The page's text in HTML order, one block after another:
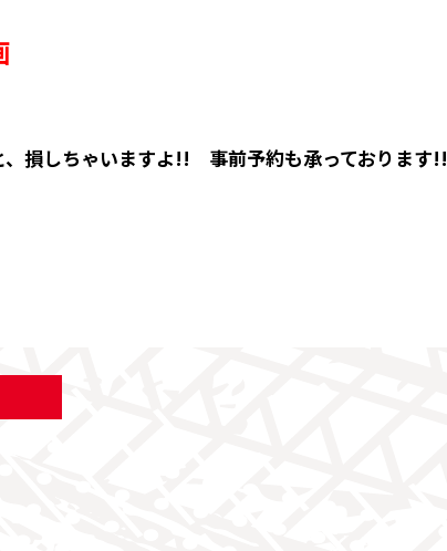
、損しちゃいますよ!! 事前予約も承っております!!